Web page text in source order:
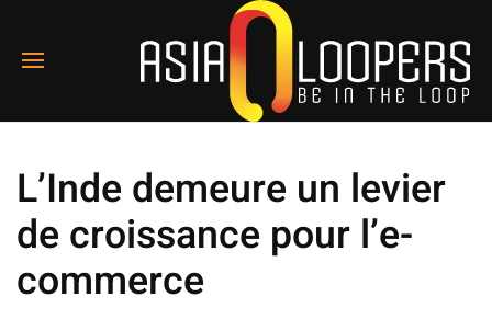
L’Inde demeure un levier
de croissance pour l’e-
commerce